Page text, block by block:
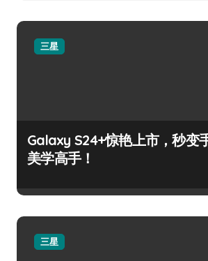
三星
Galaxy S24+惊艳上市，秒变
美学高手！
三星